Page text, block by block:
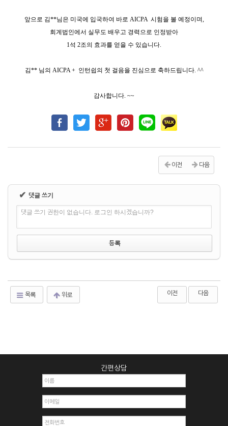
앞으로 김**님은 미국에 입국하여 바로 AICPA 시험을 볼 예정이며,
회계법인에서 실무도 배우고 경력으로 인정받아
1석 2조의 효과를 얻을 수 있습니다.
김** 님의 AICPA + 인턴쉽의 첫 걸음을 진심으로 축하드립니다. ^^
감사합니다. ~~
이전 다음
✔ 댓글 쓰기
댓글 쓰기 권한이 없습니다. 로그인 하시겠습니까?
목록 위로 이전 다음
간편상담